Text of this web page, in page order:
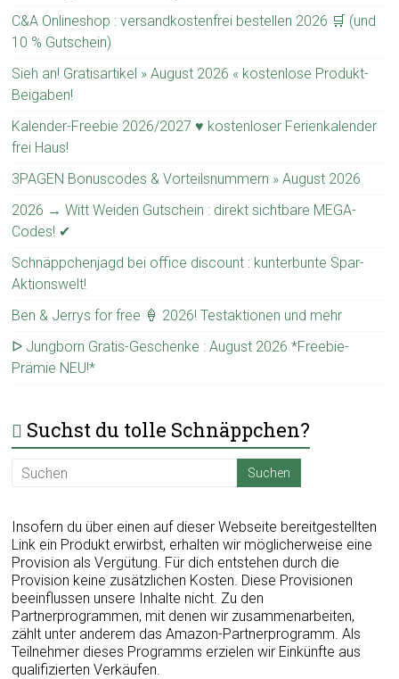
C&A Onlineshop : versandkostenfrei bestellen 2026 🛒 (und
10 % Gutschein)
Sieh an! Gratisartikel » August 2026 « kostenlose Produkt-
Beigaben!
Kalender-Freebie 2026/2027 ♥ kostenloser Ferienkalender
frei Haus!
3PAGEN Bonuscodes & Vorteilsnummern » August 2026
2026 → Witt Weiden Gutschein : direkt sichtbare MEGA-
Codes! ✔
Schnäppchenjagd bei office discount : kunterbunte Spar-
Aktionswelt!
Ben & Jerrys for free 🍦 2026! Testaktionen und mehr
ᐅ Jungborn Gratis-Geschenke : August 2026 *Freebie-
Prämie NEU!*
Suchst du tolle Schnäppchen?
Insofern du über einen auf dieser Webseite bereitgestellten
Link ein Produkt erwirbst, erhalten wir möglicherweise eine
Provision als Vergütung. Für dich entstehen durch die
Provision keine zusätzlichen Kosten. Diese Provisionen
beeinflussen unsere Inhalte nicht. Zu den
Partnerprogrammen, mit denen wir zusammenarbeiten,
zählt unter anderem das Amazon-Partnerprogramm. Als
Teilnehmer dieses Programms erzielen wir Einkünfte aus
qualifizierten Verkäufen.